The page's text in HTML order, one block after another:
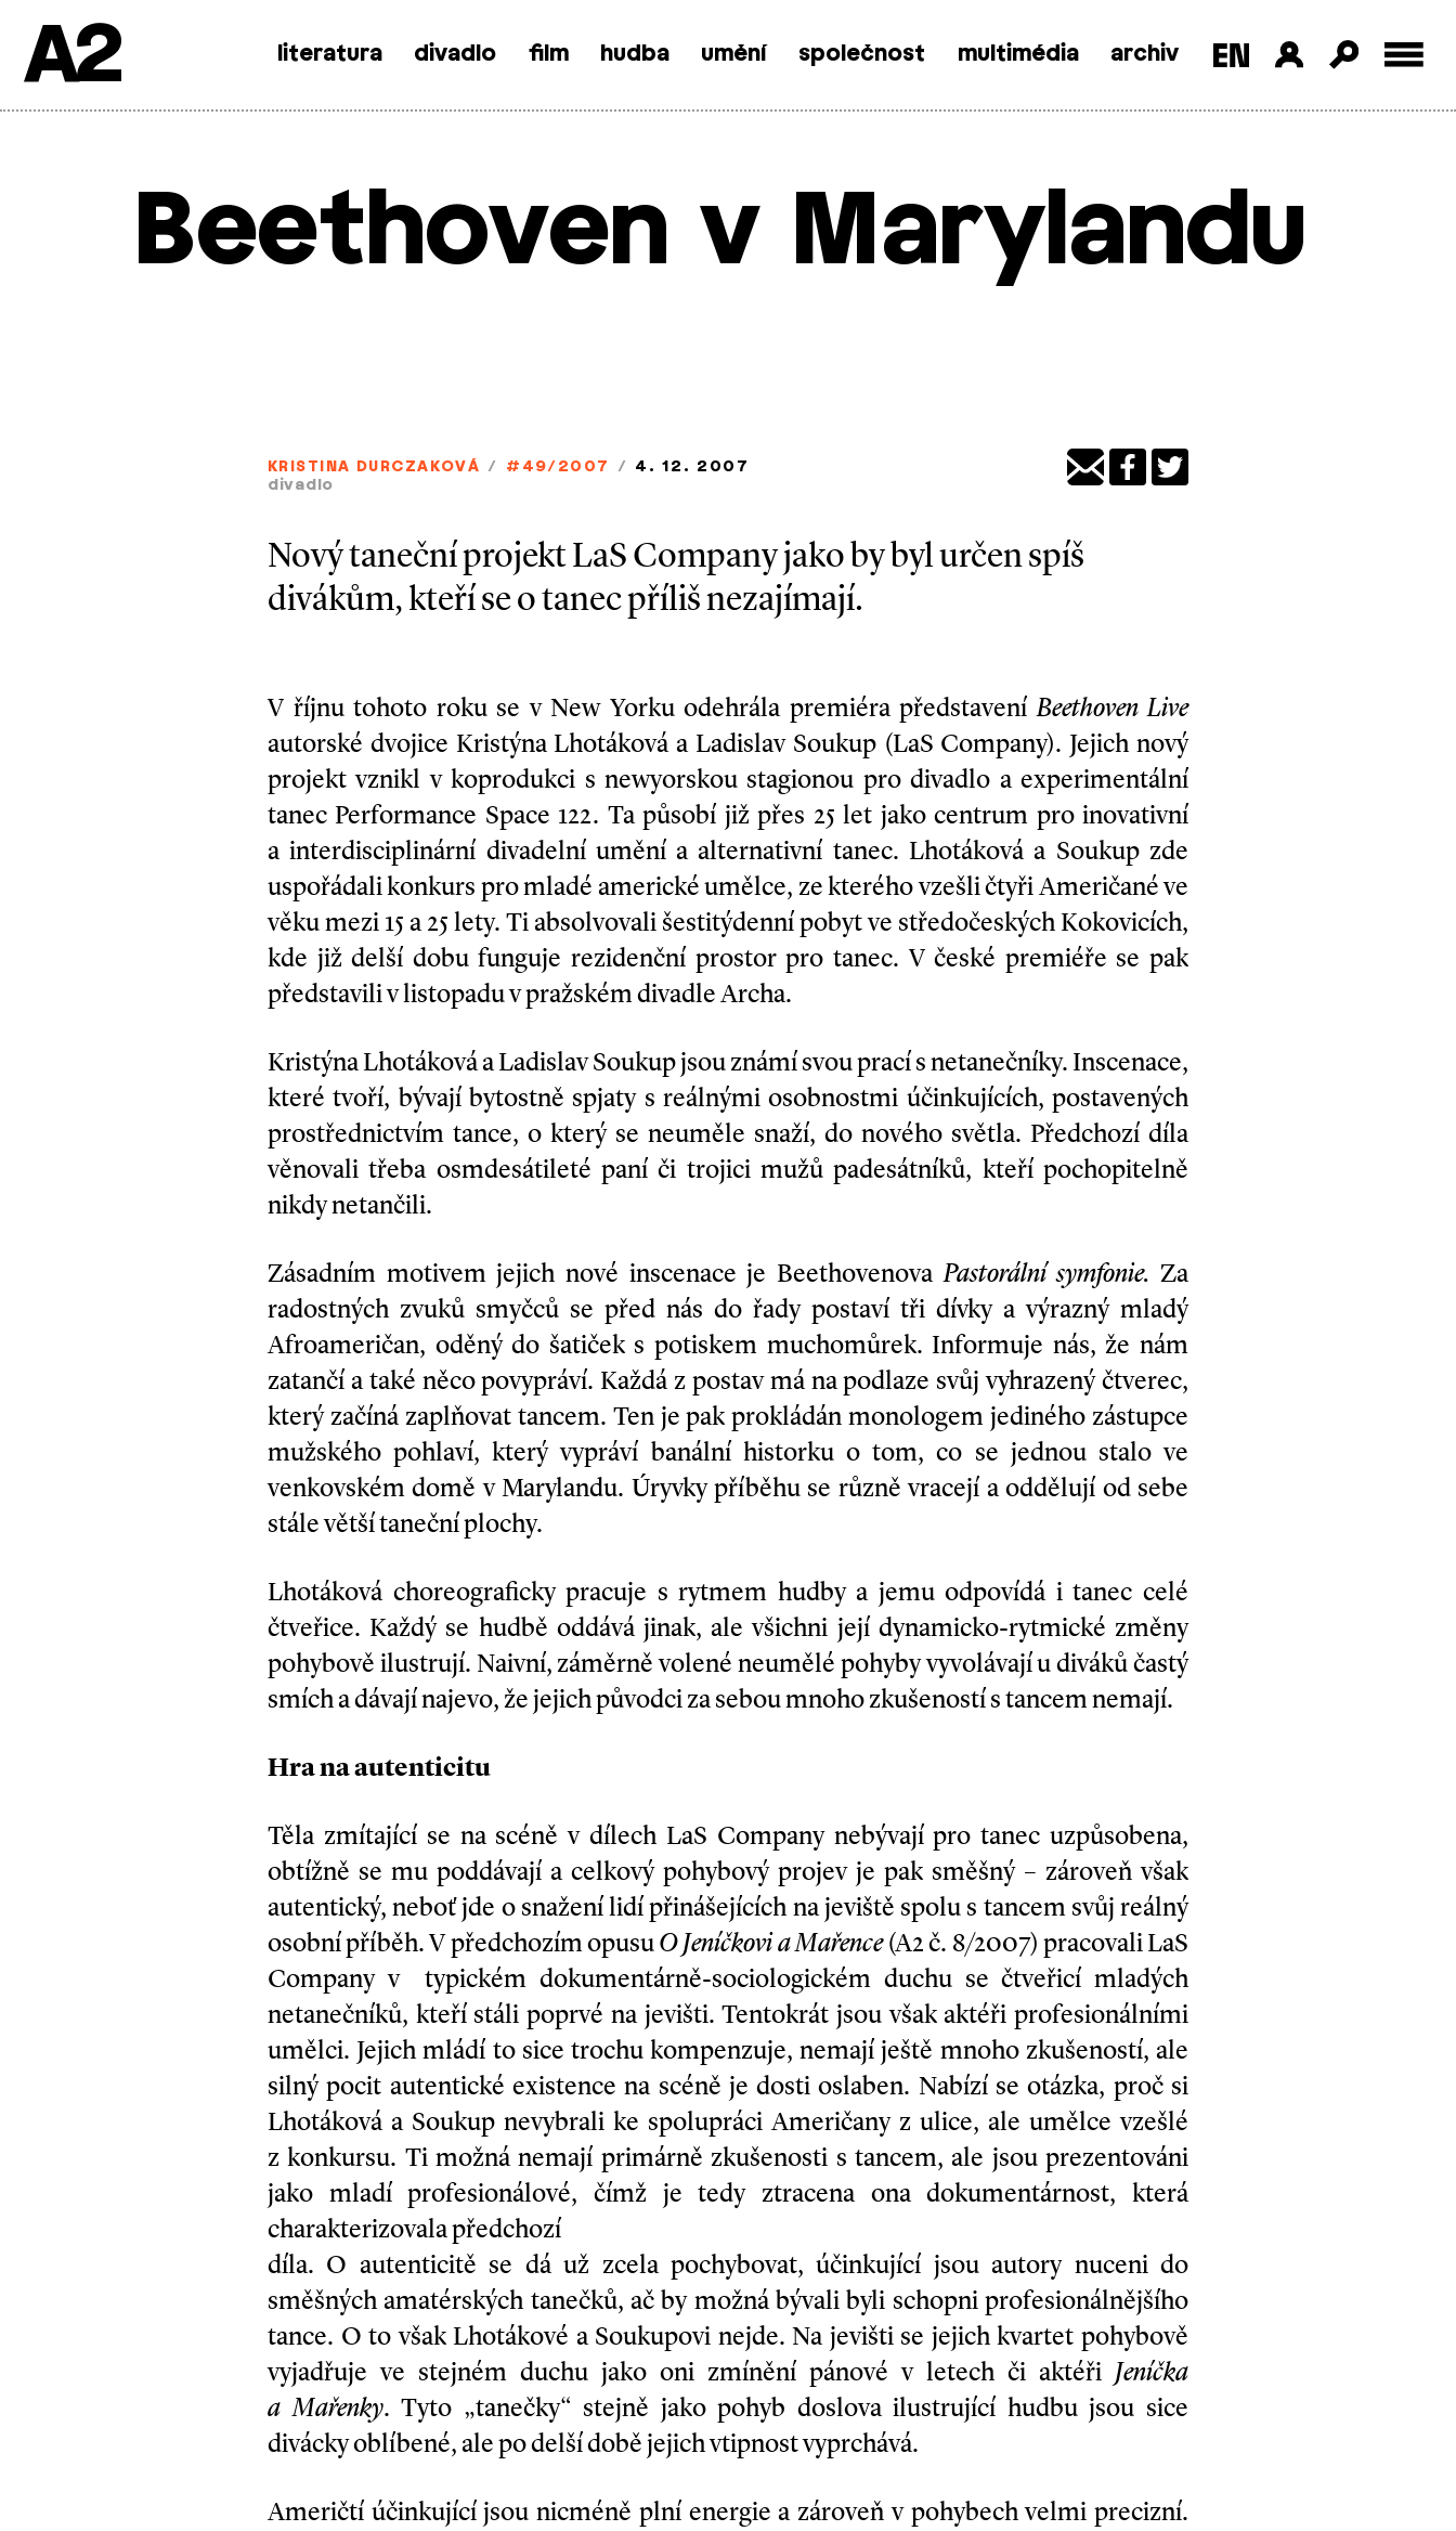
SkipA2 literatura divadlo film hudba umění společnost multimédia archiv
Beethoven v Marylandu
KRISTINA DURCZAKOVÁ / #49/2007 / 4. 12. 2007
divadlo
Nový taneční projekt LaS Company jako by byl určen spíš
divákům, kteří se o tanec příliš nezajímají.
V říjnu tohoto roku se v New Yorku odehrála premiéra představeníBeethoven Live
autorské dvojice Kristýna Lhotáková a Ladislav Soukup (LaS Company). Jejich nový
projekt vznikl v koprodukci s newyorskou stagionou pro divadlo a experimentální
tanec Performance Space 122. Ta působí již přes 25 let jako centrum pro inovativní
a interdisciplinární divadelní umění a alternativní tanec. Lhotáková a Soukup zde
uspořádali konkurs pro mladé americké umělce, ze kterého vzešli čtyři Američané ve
věku mezi 15 a 25 lety. Ti absolvovali šestitýdenní pobyt ve středočeských Kokovicích,
kde již delší dobu funguje rezidenční prostor pro tanec. V české premiéře se pak
představili v listopadu v pražském divadle Archa.
Kristýna Lhotáková a Ladislav Soukup jsou známí svou prací s netanečníky. Inscenace,
které tvoří, bývají bytostně spjaty s reálnými osobnostmi účinkujících, postavených
prostřednictvím tance, o který se neuměle snaží, do nového světla. Předchozí díla
věnovali třeba osmdesátileté paní či trojici mužů padesátníků, kteří pochopitelně
nikdy netančili.
Zásadním motivem jejich nové inscenace je BeethovenovaPastorální symfonie. Za
radostných zvuků smyčců se před nás do řady postaví tři dívky a výrazný mladý
Afroameričan, oděný do šatiček s potiskem muchomůrek. Informuje nás, že nám
zatančí a také něco povypráví. Každá z postav má na podlaze svůj vyhrazený čtverec,
který začíná zaplňovat tancem. Ten je pak prokládán monologem jediného zástupce
mužského pohlaví, který vypráví banální historku o tom, co se jednou stalo ve
venkovském domě v Marylandu. Úryvky příběhu se různě vracejí a oddělují od sebe
stále větší taneční plochy.
Lhotáková choreograficky pracuje s rytmem hudby a jemu odpovídá i tanec celé
čtveřice. Každý se hudbě oddává jinak, ale všichni její dynamicko-rytmické změny
pohybově ilustrují. Naivní, záměrně volené neumělé pohyby vyvolávají u diváků častý
smích a dávají najevo, že jejich původci za sebou mnoho zkušeností s tancem nemají.
Hra na autenticitu
Těla zmítající se na scéně v dílech LaS Company nebývají pro tanec uzpůsobena,
obtížně se mu poddávají a celkový pohybový projev je pak směšný – zároveň však
autentický, neboť jde o snažení lidí přinášejících na jeviště spolu s tancem svůj reálný
osobní příběh. V předchozím opusuO Jeníčkovi a Mařence(A2 č. 8/2007) pracovali LaS
Company v typickém dokumentárně-sociologickém duchu se čtveřicí mladých
netanečníků, kteří stáli poprvé na jevišti. Tentokrát jsou však aktéři profesionálními
umělci. Jejich mládí to sice trochu kompenzuje, nemají ještě mnoho zkušeností, ale
silný pocit autentické existence na scéně je dosti oslaben. Nabízí se otázka, proč si
Lhotáková a Soukup nevybrali ke spolupráci Američany z ulice, ale umělce vzešlé
z konkursu. Ti možná nemají primárně zkušenosti s tancem, ale jsou prezentováni
jako mladí profesionálové, čímž je tedy ztracena ona dokumentárnost, která
charakterizovala předchozí
díla. O autenticitě se dá už zcela pochybovat, účinkující jsou autory nuceni do
směšných amatérských tanečků, ač by možná bývali byli schopni profesionálnějšího
tance. O to však Lhotákové a Soukupovi nejde. Na jevišti se jejich kvartet pohybově
vyjadřuje ve stejném duchu jako oni zmínění pánové v letech či aktéři Jeníčka
a Mařenky. Tyto „tanečky“ stejně jako pohyb doslova ilustrující hudbu jsou sice
divácky oblíbené, ale po delší době jejich vtipnost vyprchává.
Američtí účinkující jsou nicméně plní energie a zároveň v pohybech velmi precizní.